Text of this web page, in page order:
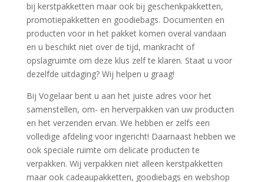
bij kerstpakketten maar ook bij geschenkpakketten,
promotiepakketten en goodiebags. Documenten en
producten voor in het pakket komen overal vandaan
en u beschikt niet over de tijd, mankracht of
opslagruimte om deze klus zelf te klaren. Staat u voor
dezelfde uitdaging? Wij helpen u graag!
Bij Vogelaar bent u aan het juiste adres voor het
samenstellen, om- en herverpakken van uw producten
en het verzenden ervan. We hebben er zelfs een
volledige afdeling voor ingericht! Daarnaast hebben we
ook speciale ruimte om delicate producten te
verpakken. Wij verpakken niet alleen kerstpakketten
maar ook cadeaupakketten, goodiebags en webshop